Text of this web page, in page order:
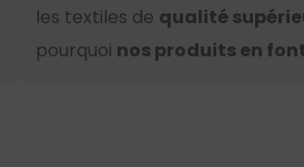
les textiles de qualité
pourquoi nos produits en